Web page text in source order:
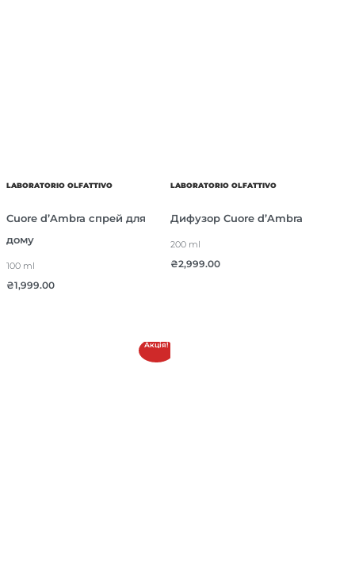
LABORATORIO OLFATTIVO
Cuore d’Ambra спрей для
дому
100 ml
₴1,999.00
LABORATORIO OLFATTIVO
Дифузор Cuore d’Ambra
200 ml
₴2,999.00
Акція!